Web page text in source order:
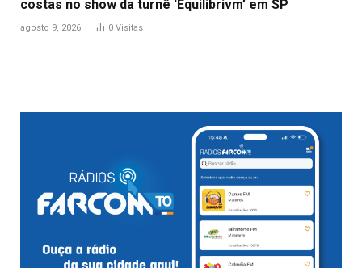
costas no show da turnê ‘Equilibrivm’ em SP
agosto 9, 2026 0 Visitas